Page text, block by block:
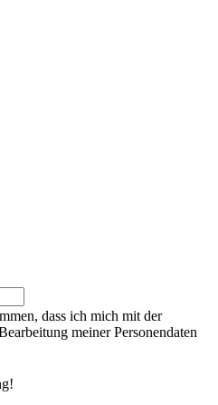
dass ich mich mit der
meiner Personendaten